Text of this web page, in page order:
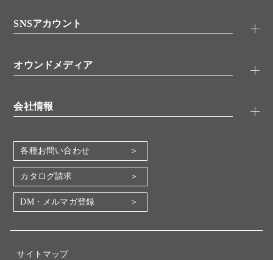
分子生物
バイオメディカル(環境・食品)
機器・消耗品
アプリケーションノート
書類ダウンロード
SNSアカウント
YouTube
オウンドメディア
会社情報
会社概要
地図・アクセス（本社）
IR情報
電子公告
各種お問い合わせ
カタログ請求
DM・メルマガ登録
サイトマップ